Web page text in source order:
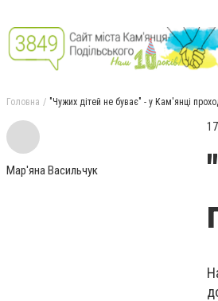
Головна "Чужих дітей не буває" - у Кам'янці
Мар'яна Васильчук